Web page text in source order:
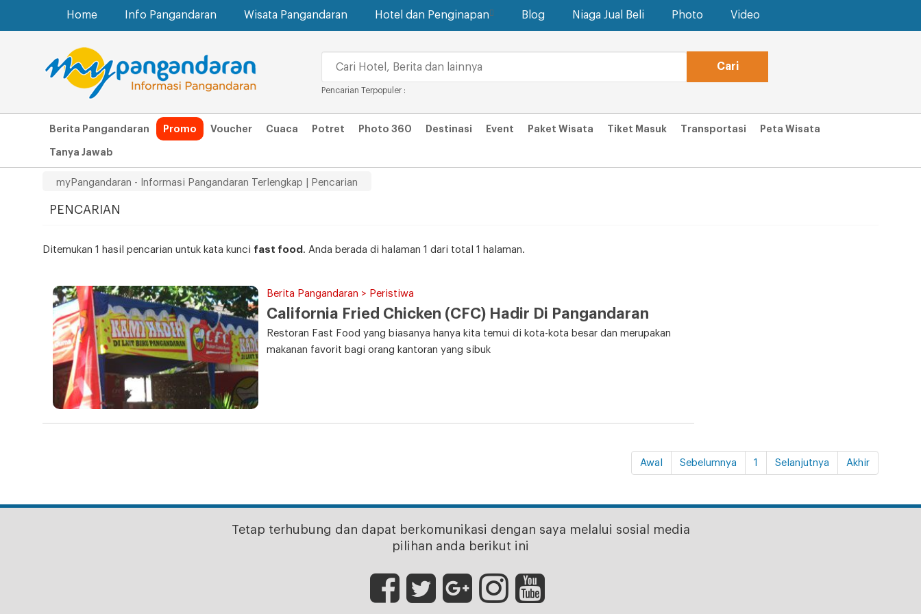
Home Info Pangandaran Wisata Pangandaran Hotel dan Penginapan Blog Niaga Jual Beli Photo Video
Pencarian Terpopuler :
Berita Pangandaran Promo Voucher Cuaca Potret Photo 360 Destinasi Event Paket Wisata Tiket Masuk Transportasi Peta Wisata
Tanya Jawab
myPangandaran - Informasi Pangandaran Terlengkap | Pencarian
PENCARIAN
Ditemukan 1 hasil pencarian untuk kata kunci fast food . Anda berada di halaman 1 dari total 1 halaman.
Berita Pangandaran > Peristiwa
California Fried Chicken (CFC) Hadir Di Pangandaran
Restoran Fast Food yang biasanya hanya kita temui di kota-kota besar dan merupakan
makanan favorit bagi orang kantoran yang sibuk
Awal Sebelumnya 1 Selanjutnya Akhir
Tetap terhubung dan dapat berkomunikasi dengan saya melalui sosial media
pilihan anda berikut ini